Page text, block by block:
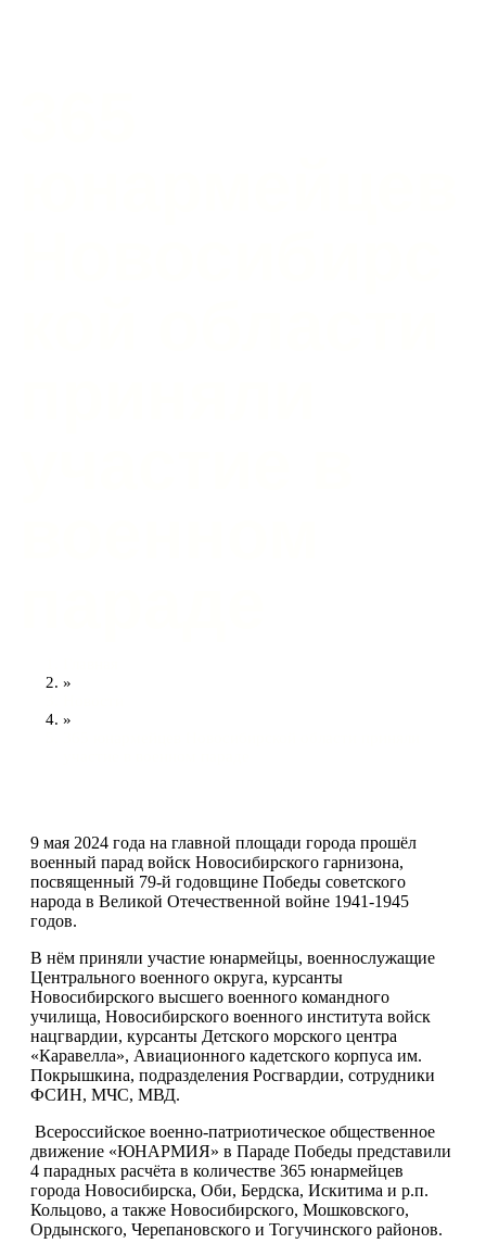
»
»
9 мая 2024 года на главной площади города прошёл
военный парад войск Новосибирского гарнизона,
посвященный 79-й годовщине Победы советского
народа в Великой Отечественной войне 1941-1945
годов.
В нём приняли участие юнармейцы, военнослужащие
Центрального военного округа, курсанты
Новосибирского высшего военного командного
училища, Новосибирского военного института войск
нацгвардии, курсанты Детского морского центра
«Каравелла», Авиационного кадетского корпуса им.
Покрышкина, подразделения Росгвардии, сотрудники
ФСИН, МЧС, МВД.
Всероссийское военно-патриотическое общественное
движение «ЮНАРМИЯ» в Параде Победы представили
4 парадных расчёта в количестве 365 юнармейцев
города Новосибирска, Оби, Бердска, Искитима и р.п.
Кольцово, а также Новосибирского, Мошковского,
Ордынского, Черепановского и Тогучинского районов.